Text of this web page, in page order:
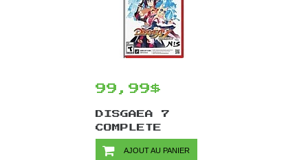
99,99$
DISGAEA 7
COMPLETE
EDITION/SWITCH
AJOUT AU PANIER